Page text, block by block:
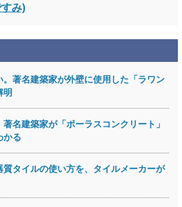
み)
著名建築家が外壁に使用した「ラワン
明
名建築家が「ポーラスコンクリート」
かる
タイルの使い方を、タイルメーカーが